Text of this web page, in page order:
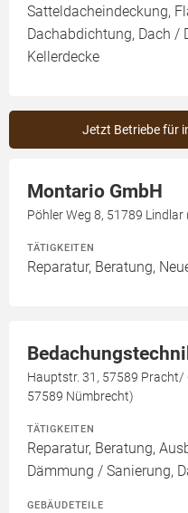
Satteldacheindeckung,
Dachabdichtung, Dach /
Kellerdecke
Jetzt Betriebe für
Montario GmbH
Pöhler Weg 8, 51789
TÄTIGKEITEN
Reparatur, Beratung,
Hauptstr. 31, 57589 Pracht/
57589 Nümbrecht)
TÄTIGKEITEN
Reparatur, Beratung,
Dämmung / Sanierung,
GEBÄUDETEILE